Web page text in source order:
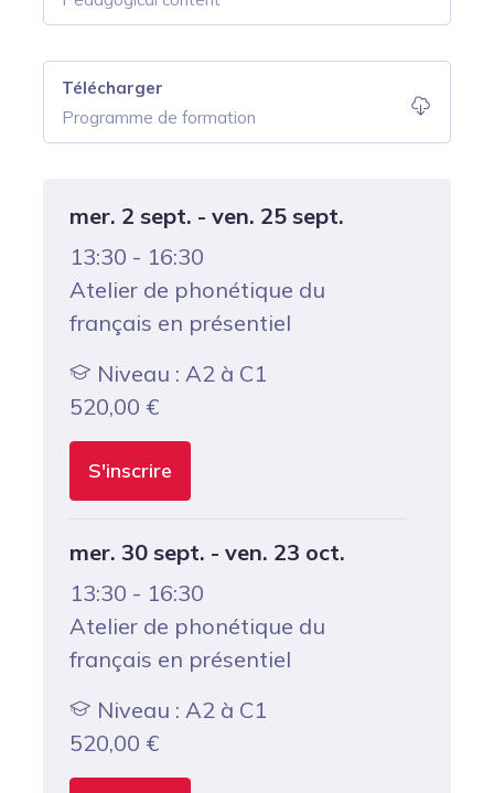
Télécharger
Programme de formation
mer. 2 sept. - ven. 25 sept.
13:30 - 16:30
Atelier de phonétique du
français en présentiel
Niveau : A2 à C1
520,00 €
S'inscrire
mer. 30 sept. - ven. 23 oct.
13:30 - 16:30
Atelier de phonétique du
français en présentiel
Niveau : A2 à C1
520,00 €